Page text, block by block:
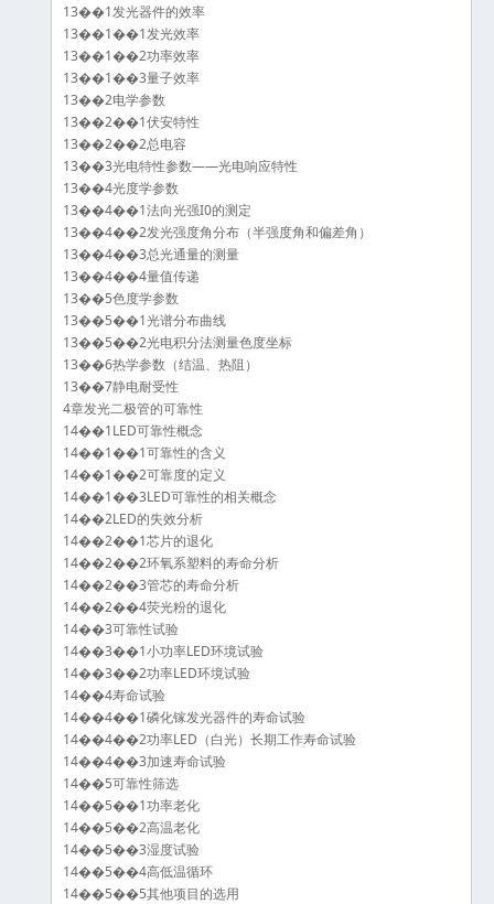
13��1发光器件的效率
13��1��1发光效率
13��1��2功率效率
13��1��3量子效率
13��2电学参数
13��2��1伏安特性
13��2��2总电容
13��3光电特性参数——光电响应特性
13��4光度学参数
13��4��1法向光强I0的测定
13��4��2发光强度角分布（半强度角和偏差角）
13��4��3总光通量的测量
13��4��4量值传递
13��5色度学参数
13��5��1光谱分布曲线
13��5��2光电积分法测量色度坐标
13��6热学参数（结温、热阻）
13��7静电耐受性
4章发光二极管的可靠性
14��1LED可靠性概念
14��1��1可靠性的含义
14��1��2可靠度的定义
14��1��3LED可靠性的相关概念
14��2LED的失效分析
14��2��1芯片的退化
14��2��2环氧系塑料的寿命分析
14��2��3管芯的寿命分析
14��2��4荧光粉的退化
14��3可靠性试验
14��3��1小功率LED环境试验
14��3��2功率LED环境试验
14��4寿命试验
14��4��1磷化镓发光器件的寿命试验
14��4��2功率LED（白光）长期工作寿命试验
14��4��3加速寿命试验
14��5可靠性筛选
14��5��1功率老化
14��5��2高温老化
14��5��3湿度试验
14��5��4高低温循环
14��5��5其他项目的选用